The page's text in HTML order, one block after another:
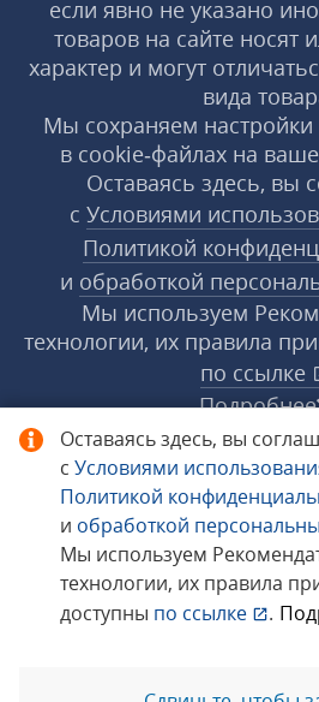
Оставаясь здесь, вы
с Условиями
Политикой
и обработкой
Мы используем
технологии, их правила
доступны по ссылке .
если явно не указано
товаров на сайте носят
характер и могут
вида
Мы сохраняем настройки
в cookie‑файлах на
Оставаясь здесь, вы
с Условиями
Политикой
и обработкой
Мы используем
технологии, их правила
по ссылке
Подробнее
© 1998−2026
Сообщить об